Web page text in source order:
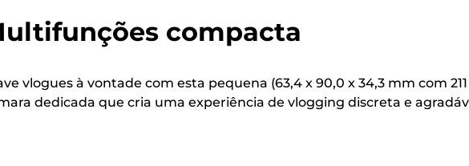
compacta
vlogues à vontade com esta pequena (63,4 x 90,0 x 34,3 mm com
dedicada que cria uma experiência de vlogging discreta e